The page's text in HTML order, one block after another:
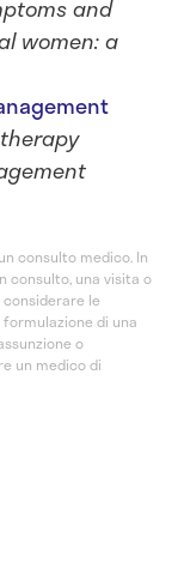
and
women: a
consulto medico. In
consulto, una visita o
le
di una
o
un medico di